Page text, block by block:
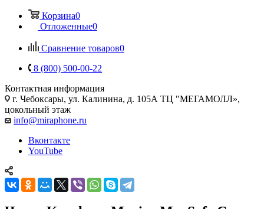
Корзина0
Отложенные0
Сравнение товаров0
8 (800) 500-00-22
Контактная информация
г. Чебоксары, ул. Калинина, д. 105А ТЦ "МЕГАМОЛЛ»,
цокольный этаж
info@miraphone.ru
Вконтакте
YouTube